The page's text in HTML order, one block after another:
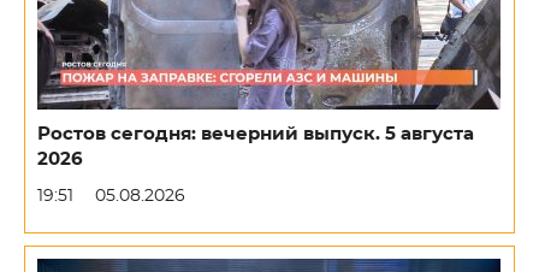
Ростов сегодня: вечерний выпуск. 5 августа
2026
19:51 05.08.2026